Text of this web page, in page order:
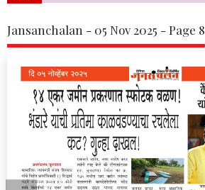
Jansanchalan - 05 Nov 2025 - Page 8